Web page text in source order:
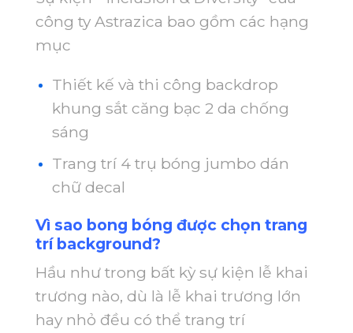
công ty Astrazica bao gồm các hạng
mục
Thiết kế và thi công backdrop
khung sắt căng bạc 2 da chống
sáng
Trang trí 4 trụ bóng jumbo dán
chữ decal
Vì sao bong bóng được chọn trang
trí background?
Hầu như trong bất kỳ sự kiện lễ khai
trương nào, dù là lễ khai trương lớn
hay nhỏ đều có thể trang trí